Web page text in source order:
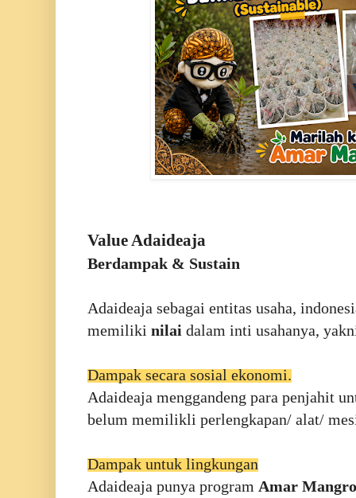
Value Adaideaja
Berdampak & Sustain
Adaideaja sebagai entitas usaha,
memiliki nilai dalam inti usahanya,
Dampak secara sosial ekonomi.
Adaideaja menggandeng para penjahit
belum memilikli perlengkapan/ alat/
Dampak untuk lingkungan
Adaideaja punya program Amar